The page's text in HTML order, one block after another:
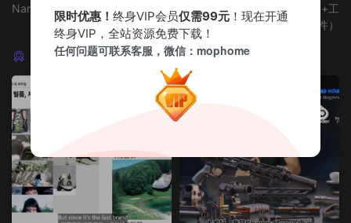
NanoBanana × Midjourney
课（中文语音版+中文字幕版+工
程文件）
猜你喜欢
限时优惠！ 终身VIP会员仅需99元 ！现在开通
终身VIP，全站资源免费下载！
任何问题可联系客服，微信：mophome